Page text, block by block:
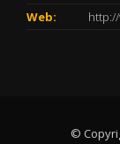
Web:
©